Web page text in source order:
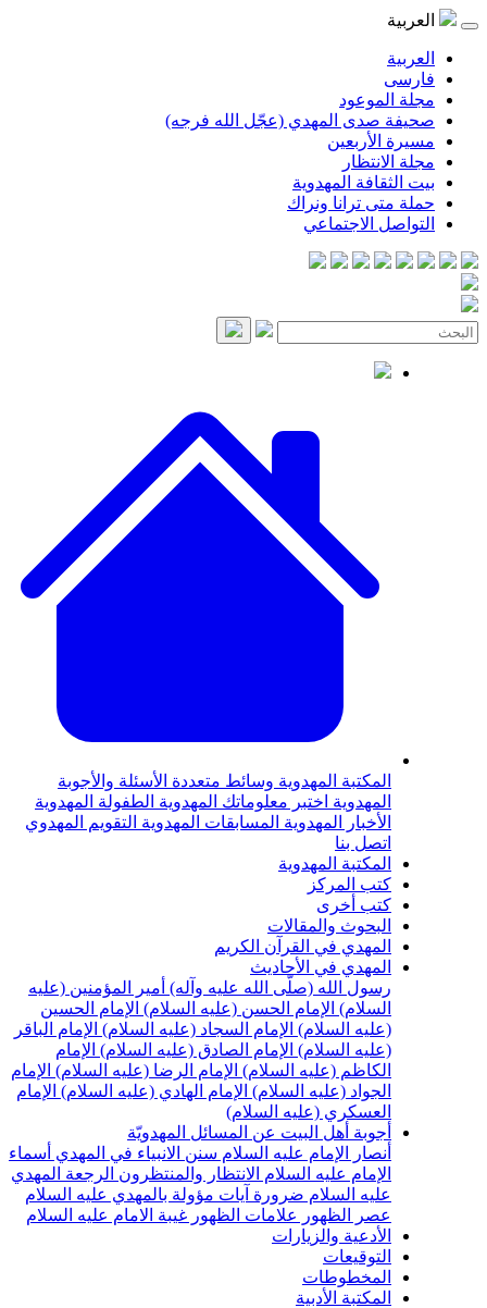
المهدي (عجّل الله فرجه)
المهدوية
ترانا ونراك
الاجتماعي
المهدويةوسائط متعددةالأسئلة والأجوبة
اختبر معلوماتك المهدويةالطفولة المهدوية
المهدويةالمسابقات المهدويةالتقويم المهدوي
المهدوية
والمقالات
في القرآن الكريم
في الأحاديث
الله (صلّى الله عليه وآله) أمير المؤمنين (عليه
الإمام الحسن (عليه السلام) الإمام الحسين
الإمام السجاد (عليه السلام) الإمام الباقر
الإمام الصادق (عليه السلام) الإمام
(عليه السلام) الإمام الرضا (عليه السلام) الإمام
(عليه السلام) الإمام الهادي (عليه السلام) الإمام
(عليه السلام)
أهل البيت عن المسائل المهدويّة
الإمام عليه السلامسنن الانبياء في المهديأسماء
عليه السلامالانتظار والمنتظرونالرجعةالمهدي
السلام ضرورة آيات مؤولة بالمهدي عليه السلام
علامات الظهورغيبة الامام عليه السلام
والزيارات
الأدبية